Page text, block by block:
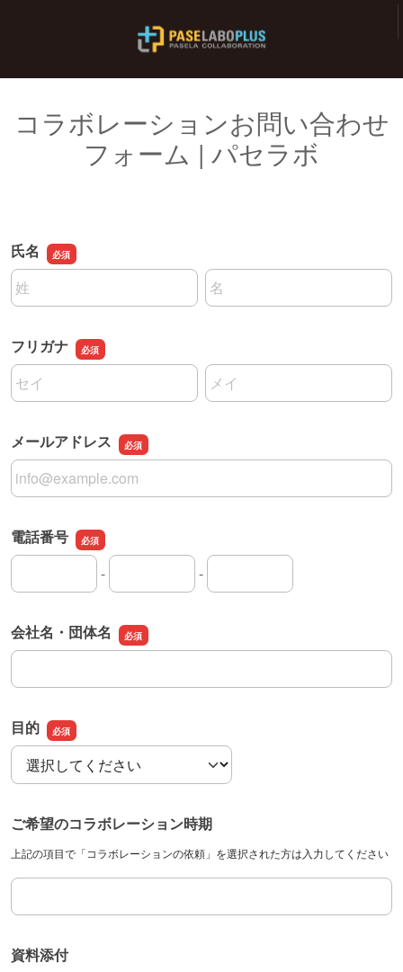
コラボレーションお問い合わせ
フォーム | パセラボ
氏名
名前の姓
名前の名
フリガナ
名前の姓
名前の名
メールアドレス
メールアドレス
電話番号
電話番号の市外局番
-
電話番号の市内局番 -
電話番号の加入者番号
会社名・団体名
会社名・団体名
目的
目的
ご希望のコラボレーション時期
上記の項目で「コラボレーションの依頼」を選択された方は入力してください
ご希望のコラボレーション時期
資料添付